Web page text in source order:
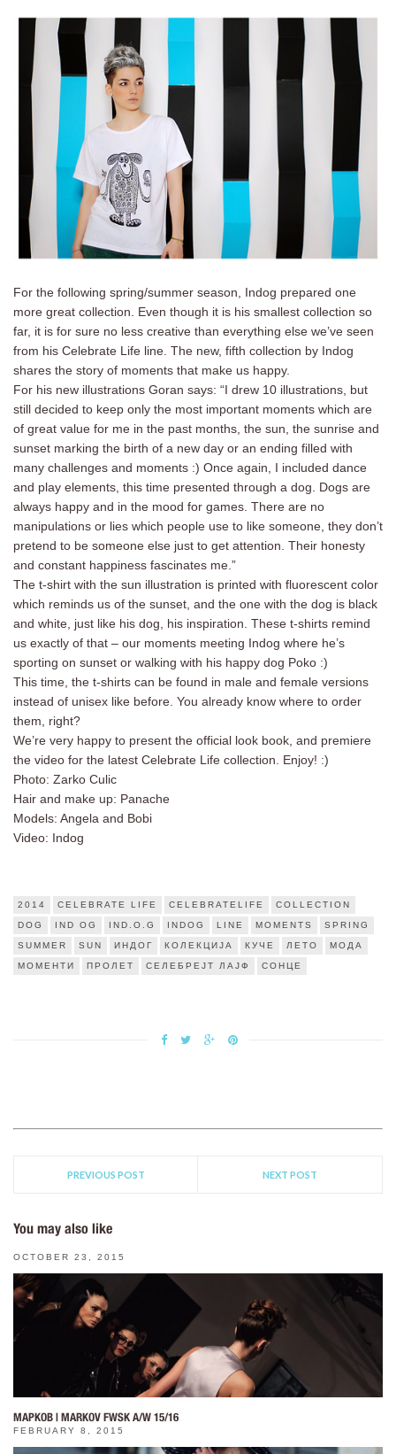
For the following spring/summer season, Indog prepared one
more great collection. Even though it is his smallest collection so
far, it is for sure no less creative than everything else we’ve seen
from his Celebrate Life line. The new, fifth collection by Indog
shares the story of moments that make us happy.
For his new illustrations Goran says: “I drew 10 illustrations, but
still decided to keep only the most important moments which are
of great value for me in the past months, the sun, the sunrise and
sunset marking the birth of a new day or an ending filled with
many challenges and moments :) Once again, I included dance
and play elements, this time presented through a dog. Dogs are
always happy and in the mood for games. There are no
manipulations or lies which people use to like someone, they don’t
pretend to be someone else just to get attention. Their honesty
and constant happiness fascinates me.”
The t-shirt with the sun illustration is printed with fluorescent color
which reminds us of the sunset, and the one with the dog is black
and white, just like his dog, his inspiration. These t-shirts remind
us exactly of that – our moments meeting Indog where he’s
sporting on sunset or walking with his happy dog Poko :)
This time, the t-shirts can be found in male and female versions
instead of unisex like before. You already know where to order
them, right?
We’re very happy to present the official look book, and premiere
the video for the latest Celebrate Life collection. Enjoy! :)
Photo: Zarko Culic
Hair and make up: Panache
Models: Angela and Bobi
Video: Indog
2014 CELEBRATE LIFE CELEBRATELIFE COLLECTION
DOG IND OG IND.O.G INDOG LINE MOMENTS SPRING
SUMMER SUN ИНДОГ КОЛЕКЦИЈА КУЧЕ ЛЕТО МОДА
МОМЕНТИ ПРОЛЕТ СЕЛЕБРЕЈТ ЛАЈФ СОНЦЕ
PREVIOUS POST NEXT POST
You may also like
OCTOBER 23, 2015
МАРКОВ | MARKOV FWSK A/W 15/16
FEBRUARY 8, 2015